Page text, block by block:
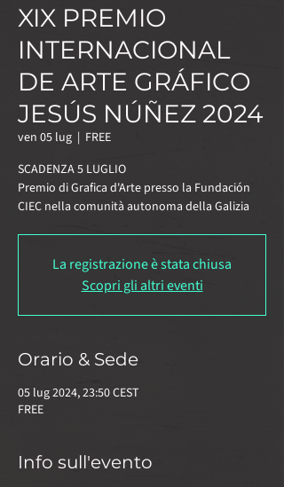
XIX PREMIO
INTERNACIONAL
DE ARTE GRÁFICO
JESÚS NÚÑEZ 2024
ven 05 lug
  |
FREE
SCADENZA 5 LUGLIO
Premio di Grafica d'Arte presso la Fundación
CIEC nella comunità autonoma della Galizia
La registrazione è stata chiusa
Scopri gli altri eventi
Orario & Sede
05 lug 2024, 23:50 CEST
FREE
Info sull'evento